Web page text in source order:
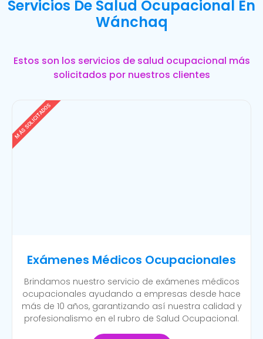
Servicios De Salud Ocupacional En
Wánchaq
Estos son los servicios de salud ocupacional más
solicitados por nuestros clientes
Exámenes Médicos Ocupacionales
Brindamos nuestro servicio de exámenes médicos
ocupacionales ayudando a empresas desde hace
más de 10 años, garantizando así nuestra calidad y
profesionalismo en el rubro de Salud Ocupacional.
MÁS SOLICITADOS